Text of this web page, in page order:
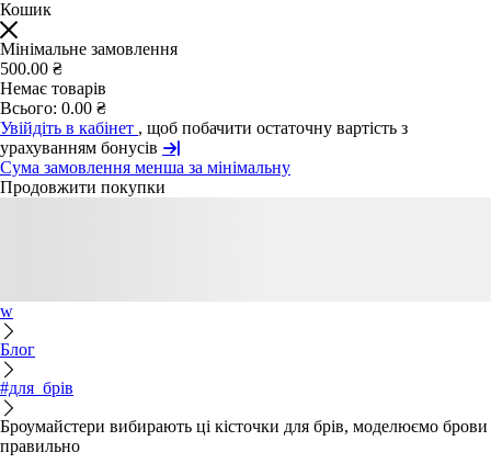
Кошик
Мінімальне замовлення
500.00 ₴
Немає товарів
Всього: 0.00 ₴
Увійдіть в кабінет , щоб побачити остаточну вартість з
урахуванням бонусів
Сума замовлення менша за мінімальну
Продовжити покупки
w
Блог
#для_брів
Броумайстери вибирають ці кісточки для брів, моделюємо брови
правильно